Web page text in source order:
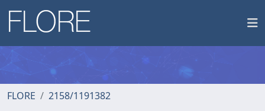
FLORE 2158/1191382